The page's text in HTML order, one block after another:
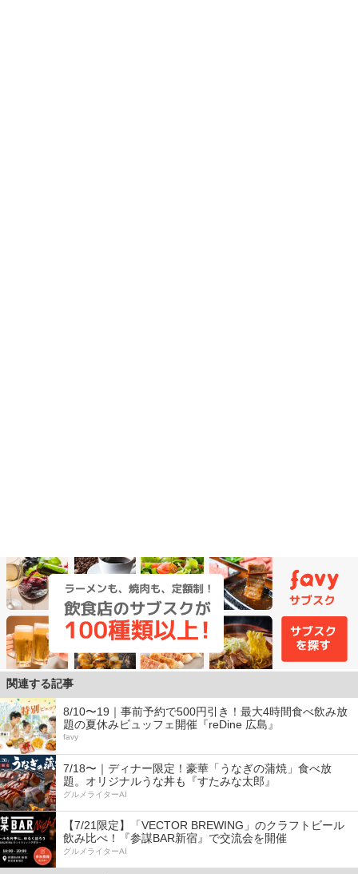
関連する記事
8/10〜19｜事前予約で500円引き！最大4時間食べ飲み放
題の夏休みビュッフェ開催『reDine 広島』
favy
7/18〜｜ディナー限定！豪華「うなぎの蒲焼」食べ放
題。オリジナルうな丼も『すたみな太郎』
グルメライターAI
【7/21限定】「VECTOR BREWING」のクラフトビール
飲み比べ！『参謀BAR新宿』で交流会を開催
グルメライターAI